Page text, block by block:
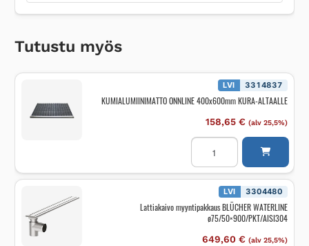
Tutustu myös
LVI 3314837
KUMIALUMIINIMATTO ONNLINE 400x600mm KURA-ALTAALLE
158,65 € (alv 25,5%)
KUMIALUMIINIMATTO
ONNLINE
400x600mm
KURA-
ALTAALLE
LVI 3304480
Lattiakaivo myyntipakkaus BLÜCHER WATERLINE
ø75/50×900/PKT/AISI304
649,60 € (alv 25,5%)